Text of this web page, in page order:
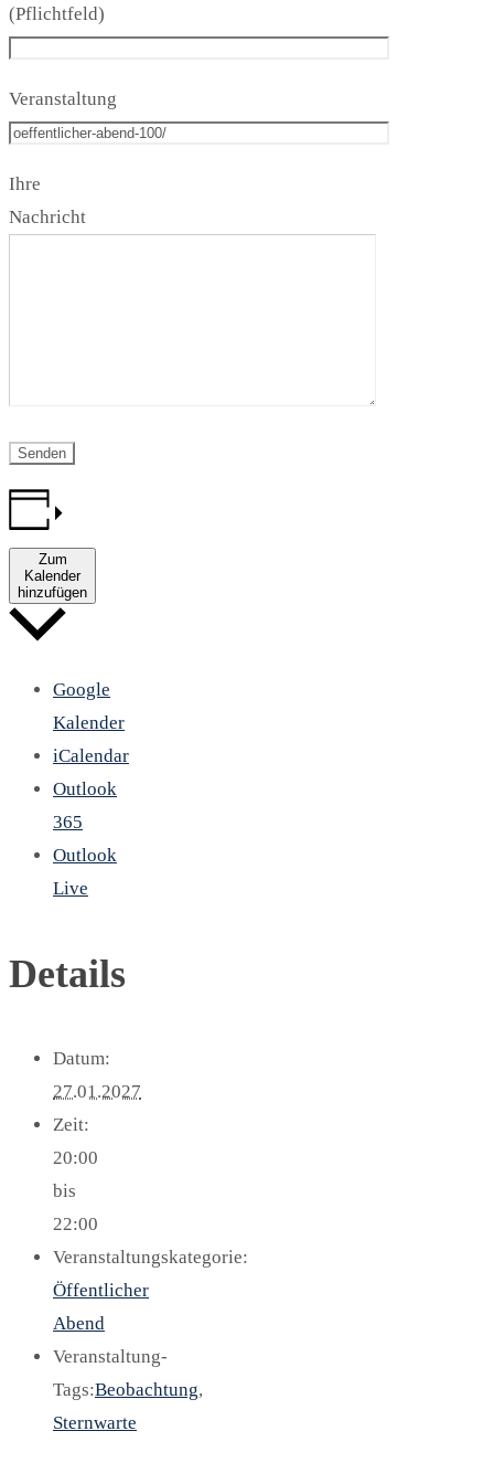
(Pflichtfeld)
Veranstaltung
Ihre
Nachricht
Zum
Kalender
hinzufügen
Google
Kalender
iCalendar
Outlook
365
Outlook
Live
Details
Datum:
27.01.2027
Zeit:
20:00
bis
22:00
Veranstaltungskategorie:
Öffentlicher
Abend
Veranstaltung-
Tags:Beobachtung,
Sternwarte